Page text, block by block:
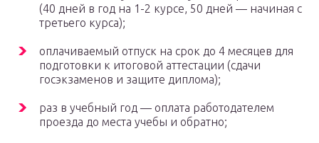
(40 дней в год на 1-2 курсе, 50 дней — начиная с
третьего курса);
оплачиваемый отпуск на срок до 4 месяцев для
подготовки к итоговой аттестации (сдачи
госэкзаменов и защите диплома);
раз в учебный год — оплата работодателем
проезда до места учебы и обратно;